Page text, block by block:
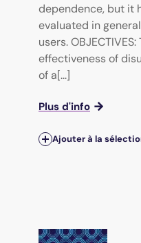
dependence, but it
evaluated in
users.
effectiveness of
of a[...]
Plus d'info
Ajouter à la